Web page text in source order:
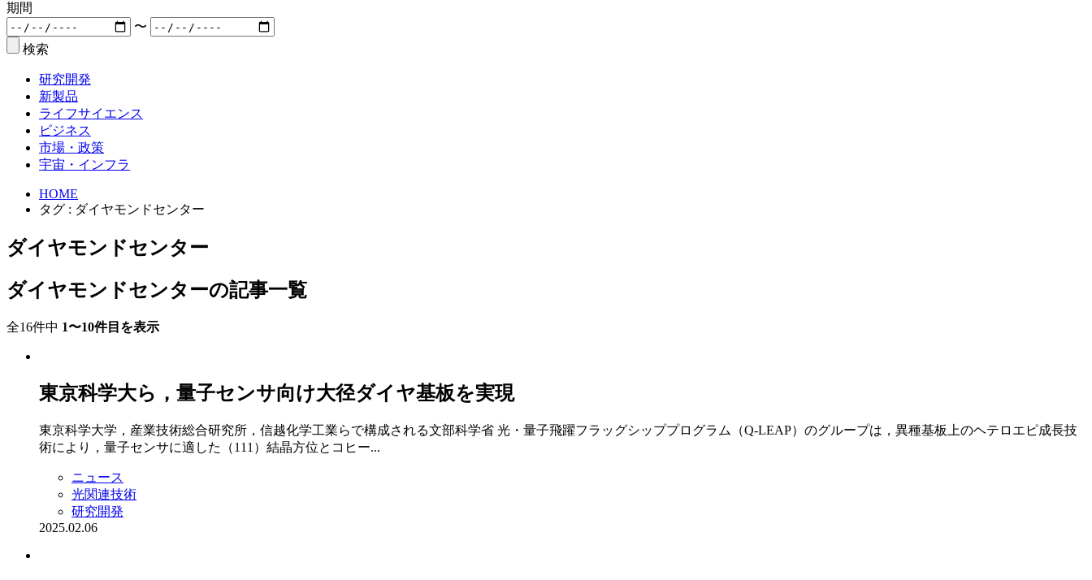
期間
〜
検索
研究開発
新製品
ライフサイエンス
ビジネス
市場・政策
宇宙・インフラ
HOME
タグ : ダイヤモンドセンター
ダイヤモンドセンター
ダイヤモンドセンターの記事一覧
全16件中 1〜10件目を表示
東京科学大ら，量子センサ向け大径ダイヤ基板を実現
東京科学大学，産業技術総合研究所，信越化学工業らで構成される文部科学省 光・量子飛躍フラッグシッププログラム（Q-LEAP）のグループは，異種基板上のヘテロエピ成長技
術により，量子センサに適した（111）結晶方位とコヒー...
ニュース
光関連技術
研究開発
2025.02.06